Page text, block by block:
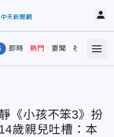
即時 熱門 要聞 社會 娛樂
《小孩不笨3》扮
歲親兒吐槽：本